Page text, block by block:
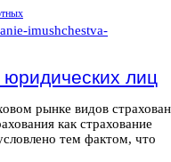
лиц
рынке видов
как страхование
тем фактом, что